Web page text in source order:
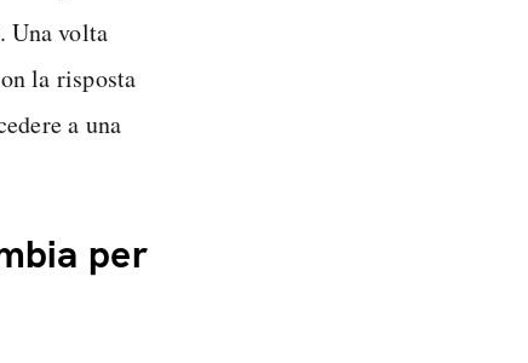
. Una volta
la risposta
a una
per